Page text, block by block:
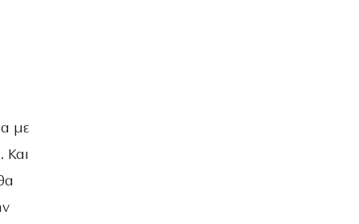
με
Και